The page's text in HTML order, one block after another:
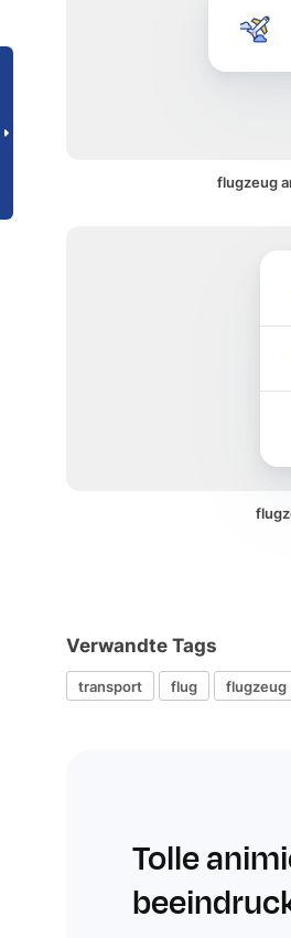
flugzeug
Verwandte Tags
transport flug flugzeug
Tolle